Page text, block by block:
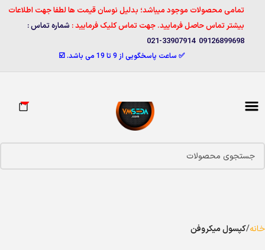
تمامی محصولات موجود میباشد؛ بدلیل نوسان قیمت ها لطفا جهت اطلاعات
بیشتر تماس حاصل فرمایید. جهت تماس کلیک فرمایید : شماره تماس :
09126899698 33907914-021
✅ ساعت پاسخگویی از 9 تا 19 می باشد. ☑️
0
خانه کپسول میکروفن